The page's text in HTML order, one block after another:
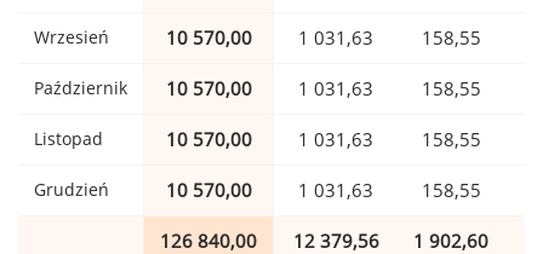
Wrzesień 10 570,00 1 031,63 158,55
Październik 10 570,00 1 031,63 158,55
Listopad 10 570,00 1 031,63 158,55
Grudzień 10 570,00 1 031,63 158,55
126 840,00 12 379,56 1 902,60